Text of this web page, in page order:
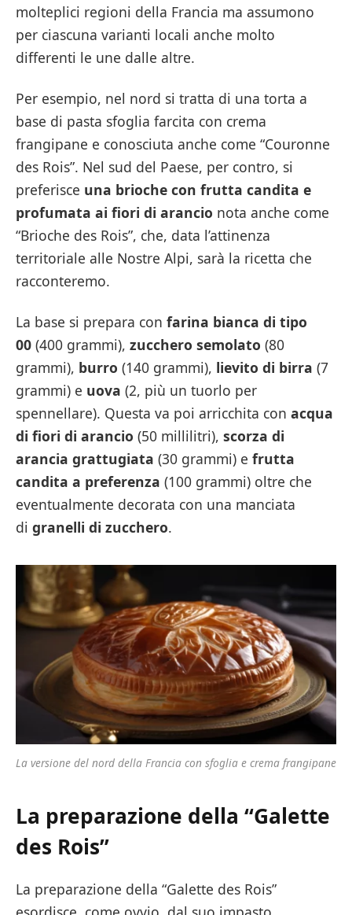
molteplici regioni della Francia ma assumono
per ciascuna varianti locali anche molto
differenti le une dalle altre.
Per esempio, nel nord si tratta di una torta a
base di pasta sfoglia farcita con crema
frangipane e conosciuta anche come “Couronne
des Rois”. Nel sud del Paese, per contro, si
preferisce una brioche con frutta candita e
profumata ai fiori di arancio nota anche come
“Brioche des Rois”, che, data l’attinenza
territoriale alle Nostre Alpi, sarà la ricetta che
racconteremo.
La base si prepara con farina bianca di tipo
00 (400 grammi), zucchero semolato (80
grammi), burro (140 grammi), lievito di birra (7
grammi) e uova (2, più un tuorlo per
spennellare). Questa va poi arricchita con acqua
di fiori di arancio (50 millilitri), scorza di
arancia grattugiata (30 grammi) e frutta
candita a preferenza (100 grammi) oltre che
eventualmente decorata con una manciata
di granelli di zucchero.
La versione del nord della Francia con sfoglia e crema frangipane
La preparazione della “Galette
des Rois”
La preparazione della “Galette des Rois”